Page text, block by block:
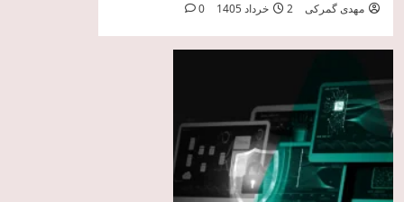
مهدی گمرکی 2 خرداد 1405 0